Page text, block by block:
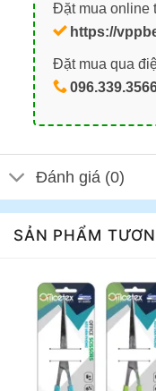
Đặt mua online
https://
Đặt mua qua
Đánh giá (0)
SẢN PHẨM